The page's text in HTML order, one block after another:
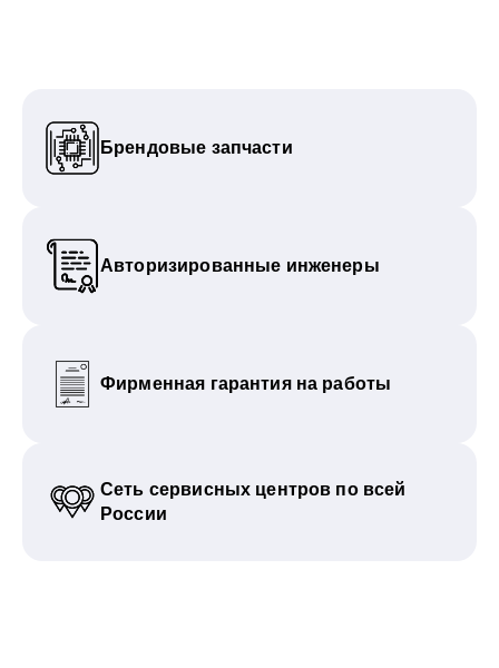
Брендовые запчасти
Авторизированные инженеры
Фирменная гарантия на работы
Сеть сервисных центров по всей
России